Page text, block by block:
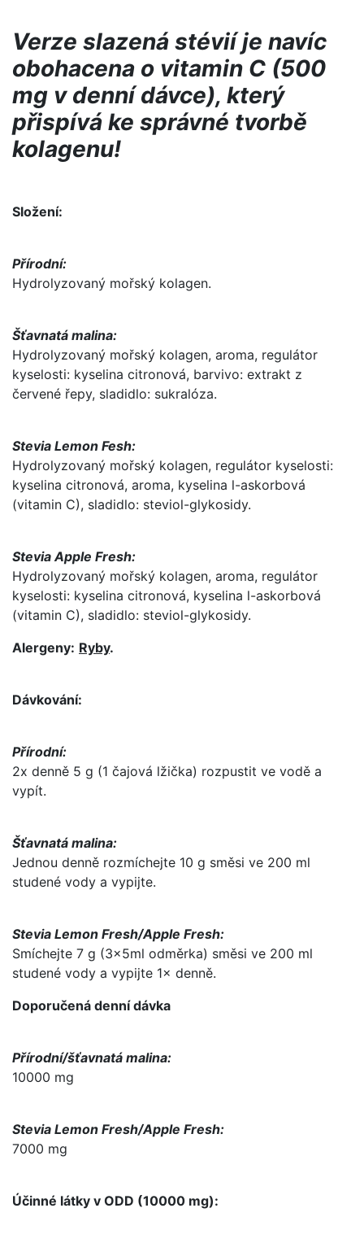
Verze slazená stévií je navíc
obohacena o vitamin C (500
mg v denní dávce), který
přispívá ke správné tvorbě
kolagenu!
Složení:
Přírodní:
Hydrolyzovaný mořský kolagen.
Šťavnatá malina:
Hydrolyzovaný mořský kolagen, aroma, regulátor
kyselosti: kyselina citronová, barvivo: extrakt z
červené řepy, sladidlo: sukralóza.
Stevia Lemon Fesh:
Hydrolyzovaný mořský kolagen, regulátor kyselosti:
kyselina citronová, aroma, kyselina l-askorbová
(vitamin C), sladidlo: steviol-glykosidy.
Stevia Apple Fresh:
Hydrolyzovaný mořský kolagen, aroma, regulátor
kyselosti: kyselina citronová, kyselina l-askorbová
(vitamin C), sladidlo: steviol-glykosidy.
Alergeny: Ryby.
Dávkování:
Přírodní:
2x denně 5 g (1 čajová lžička) rozpustit ve vodě a
vypít.
Šťavnatá malina:
Jednou denně rozmíchejte 10 g směsi ve 200 ml
studené vody a vypijte.
Stevia Lemon Fresh/Apple Fresh:
Smíchejte 7 g (3x5ml odměrka) směsi ve 200 ml
studené vody a vypijte 1× denně.
Doporučená denní dávka
Přírodní/šťavnatá malina:
10000 mg
Stevia Lemon Fresh/Apple Fresh:
7000 mg
Účinné látky v ODD (10000 mg):